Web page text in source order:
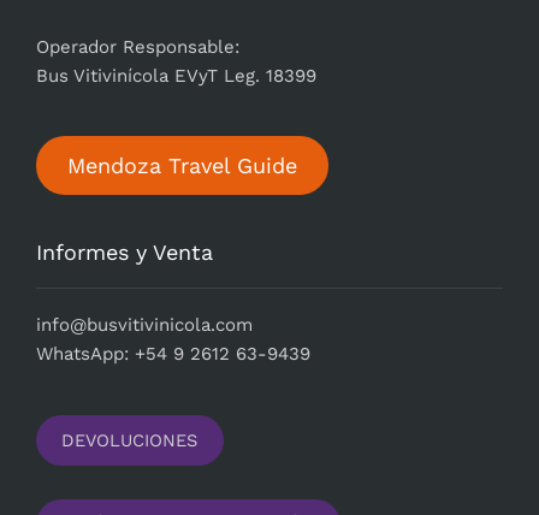
Operador Responsable:
Bus Vitivinícola EVyT Leg. 18399
Mendoza Travel Guide
Informes y Venta
info@busvitivinicola.com
WhatsApp: +54 9 2612 63-9439
DEVOLUCIONES